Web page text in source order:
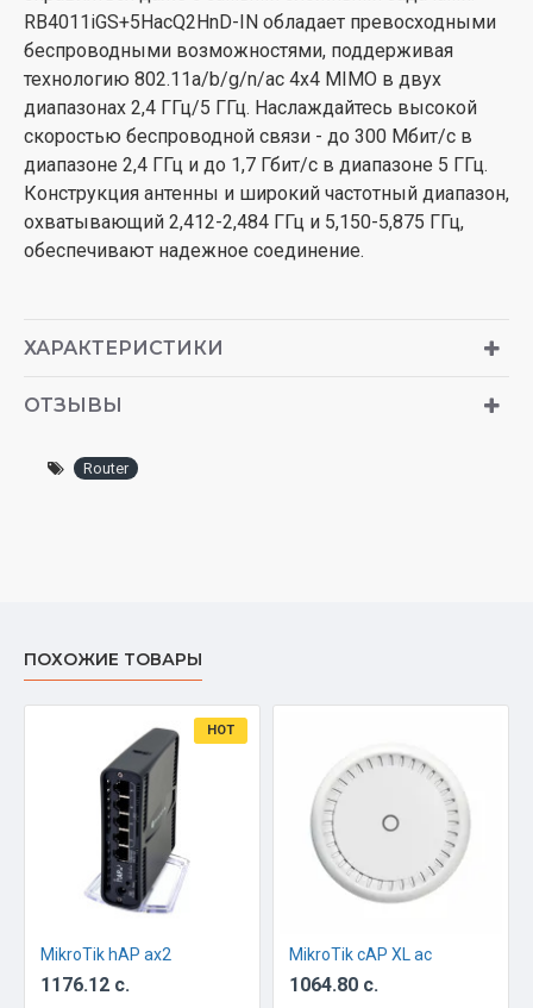
RB4011iGS+5HacQ2HnD-IN обладает превосходными
беспроводными возможностями, поддерживая
технологию 802.11a/b/g/n/ac 4x4 MIMO в двух
диапазонах 2,4 ГГц/5 ГГц. Наслаждайтесь высокой
скоростью беспроводной связи - до 300 Мбит/с в
диапазоне 2,4 ГГц и до 1,7 Гбит/с в диапазоне 5 ГГц.
Конструкция антенны и широкий частотный диапазон,
охватывающий 2,412-2,484 ГГц и 5,150-5,875 ГГц,
обеспечивают надежное соединение.
ХАРАКТЕРИСТИКИ
ОТЗЫВЫ
Router
ПОХОЖИЕ ТОВАРЫ
HOT
MikroTik hAP ax2
1176.12 с.
MikroTik cAP XL ac
1064.80 с.